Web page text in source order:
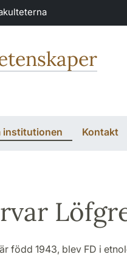
institutionen Kontakt
född 1943, blev FD i